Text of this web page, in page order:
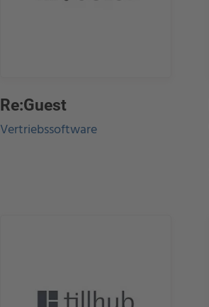
Re:Guest
Vertriebssoftware